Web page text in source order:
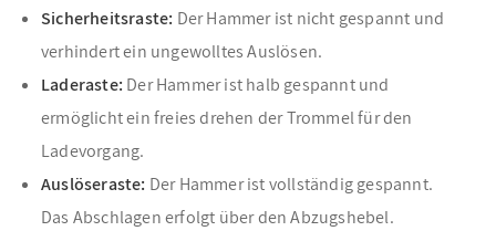
Sicherheitsraste: Der Hammer ist nicht gespannt und
verhindert ein ungewolltes Auslösen.
Laderaste: Der Hammer ist halb gespannt und
ermöglicht ein freies drehen der Trommel für den
Ladevorgang.
Auslöseraste: Der Hammer ist vollständig gespannt.
Das Abschlagen erfolgt über den Abzugshebel.